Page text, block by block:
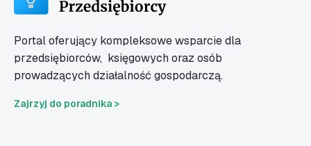
Portal oferujący kompleksowe wsparcie dla
przedsiębiorców, księgowych oraz osób
prowadzących działalność gospodarczą.
Zajrzyj do poradnika >